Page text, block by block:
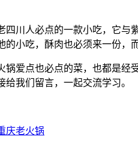
川人必点的一款小吃，它
小吃，酥肉也必须来一份，
锅爱点也必点的菜，也都是
我们留言，一起交流学习。
庆老火锅